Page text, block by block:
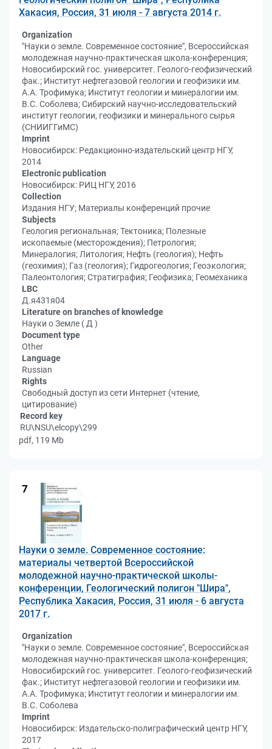
Хакасия, Россия, 31 июля - 7 августа 2014 г.
Organization
"Науки о земле. Современное состояние", Всероссийская
молодежная научно-практическая школа-конференция;
Новосибирский гос. университет. Геолого-геофизический
фак.; Институт нефтегазовой геологии и геофизики им.
А.А. Трофимука; Институт геологии и минералогии им.
В.С. Соболева; Сибирский научно-исследовательский
институт геологии, геофизики и минерального сырья
(СНИИГГиМС)
Imprint
Новосибирск: Редакционно-издательский центр НГУ,
2014
Electronic publication
Новосибирск: РИЦ НГУ, 2016
Collection
Издания НГУ; Материалы конференций прочие
Subjects
Геология региональная; Тектоника; Полезные
ископаемые (месторождения); Петрология;
Минералогия; Литология; Нефть (геология); Нефть
(геохимия); Газ (геология); Гидрогеология; Геоэкология;
Палеонтология; Стратиграфия; Геофизика; Геомеханика
LBC
Д.я431я04
Literature on branches of knowledge
Науки о Земле ( Д )
Document type
Other
Language
Russian
Rights
Свободный доступ из сети Интернет (чтение,
цитирование)
Record key
RU\NSU\elcopy\299
pdf, 119 Mb
7
Науки о земле. Современное состояние:
материалы четвертой Всероссийской
молодежной научно-практической школы-
конференции, Геологический полигон "Шира",
Республика Хакасия, Россия, 31 июля - 6 августа
2017 г.
Organization
"Науки о земле. Современное состояние", Всероссийская
молодежная научно-практическая школа-конференция;
Новосибирский гос. университет. Геолого-геофизический
фак.; Институт нефтегазовой геологии и геофизики им.
А.А. Трофимука; Институт геологии и минералогии им.
В.С. Соболева
Imprint
Новосибирск: Издательско-полиграфический центр НГУ,
2017